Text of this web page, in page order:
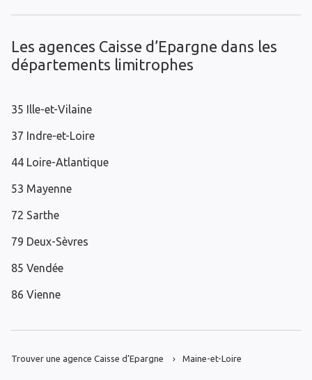
Les agences Caisse d’Epargne dans les
départements limitrophes
35 Ille-et-Vilaine
37 Indre-et-Loire
44 Loire-Atlantique
53 Mayenne
72 Sarthe
79 Deux-Sèvres
85 Vendée
86 Vienne
Trouver une agence Caisse d’Epargne Maine-et-Loire